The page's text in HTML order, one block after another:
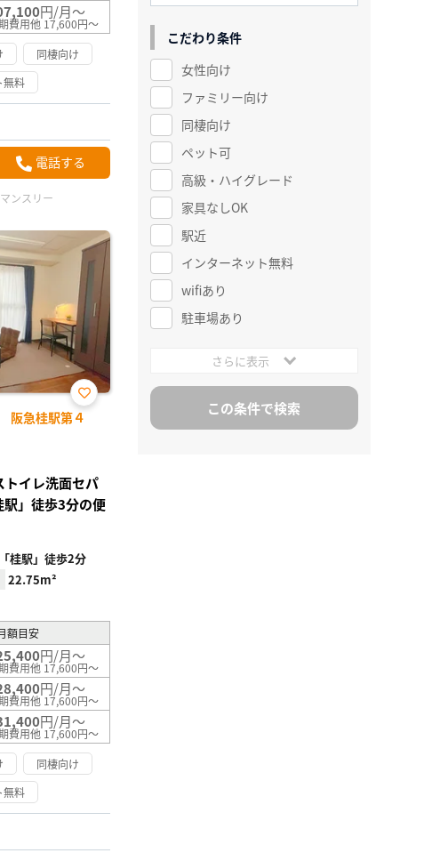
円/月～
費用他 17,600円～
同棲向け
無料
電話する
ンスリー
阪急桂駅第４
お気
に入
イレ洗面セパ
」徒歩3分の便
桂駅」徒歩2分
22.75m²
額目安
円/月～
費用他 17,600円～
円/月～
費用他 17,600円～
円/月～
費用他 17,600円～
同棲向け
無料
こだわり条件
女性向け
ファミリー向け
同棲向け
ペット可
高級・ハイグレード
家具なしOK
駅近
インターネット無料
wifiあり
駐車場あり
さらに表示